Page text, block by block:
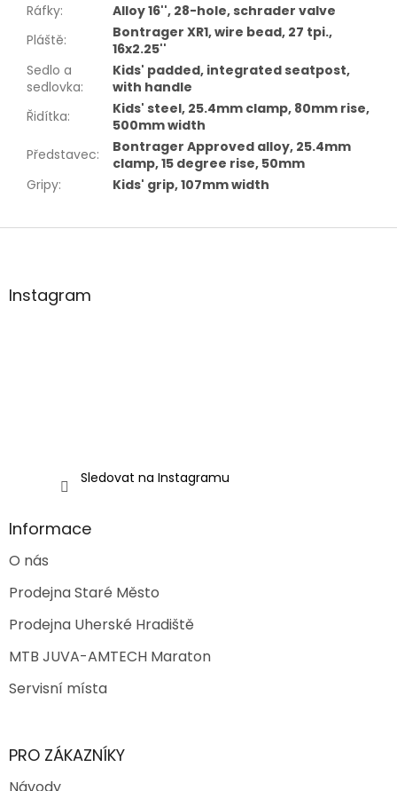
Ráfky:
Alloy 16'', 28-hole, schrader valve
Pláště:
Bontrager XR1, wire bead, 27 tpi.,
16x2.25''
Sedlo a
sedlovka:
Kids' padded, integrated seatpost,
with handle
Řidítka:
Kids' steel, 25.4mm clamp, 80mm rise,
500mm width
Představec:
Bontrager Approved alloy, 25.4mm
clamp, 15 degree rise, 50mm
Gripy: Kids' grip, 107mm width
Z
aInstagram
Sledovat na Instagramu
Informace
O nás
Prodejna Staré Město
Prodejna Uherské Hradiště
MTB JUVA-AMTECH Maraton
Servisní místa
PRO ZÁKAZNÍKY